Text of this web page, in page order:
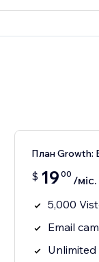
План Growth:
$ 19 00 /міс.
5,000
Email